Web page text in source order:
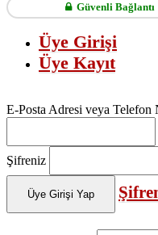
Güvenli Bağlantı
Üye Girişi
Üye Kayıt
E-Posta Adresi veya Telefon
Şifreniz
Üye Girişi Yap